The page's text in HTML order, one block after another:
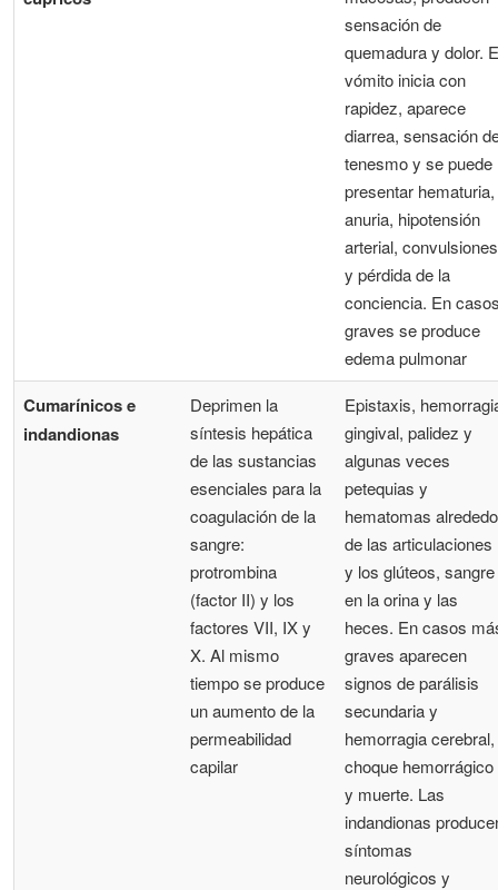
sensación de
quemadura y dolor.
vómito inicia con
rapidez, aparece
diarrea, sensación
tenesmo y se puede
presentar hematuria,
anuria, hipotensión
arterial, convulsiones
y pérdida de la
conciencia. En
graves se produce
edema pulmonar
Cumarínicos e
indandionas
Deprimen la
síntesis hepática
de las sustancias
esenciales para la
coagulación de la
sangre:
protrombina
(factor II) y los
factores VII, IX y
X. Al mismo
tiempo se produce
un aumento de la
permeabilidad
capilar
Epistaxis,
gingival, palidez y
algunas veces
petequias y
hematomas
de las articulaciones
y los glúteos, sangre
en la orina y las
heces. En casos
graves aparecen
signos de parálisis
secundaria y
hemorragia cerebral,
choque hemorrágico
y muerte. Las
indandionas
síntomas
neurológicos y